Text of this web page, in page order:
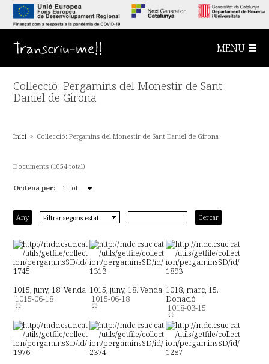
t
c
Transcriu-me!! MENU
Inici > Col·lecció: Pergamins del Monestir de Sant Daniel de Girona
Col·lecció: Pergamins del Monestir de Sant
Daniel de Girona
Documents (1054 total)
Ordena per: Títol
1015, juny, 18. Venda
1015-06-18
1015, juny, 18. Venda
1015-06-18
1018, març, 15.
Donació
1018-03-15